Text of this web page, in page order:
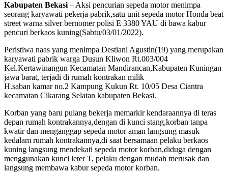
Kabupaten Bekasi– Aksi pencurian sepeda motor menimpa
seorang karyawati pekerja pabrik,satu unit sepeda motor Honda beat
street warna silver bernomer polisi E 3380 YAU di bawa kabur
pencuri berkaos kuning(Sabtu/03/01/2022).
Peristiwa naas yang menimpa Destiani Agustin(19) yang merupakan
karyawati pabrik warga Dusun Kliwon Rt.003/004
Kel.Kertawinangun Kecamatan Mandirancan,Kabupaten Kuningan
jawa barat, terjadi di rumah kontrakan milik
H.saban kamar no.2 Kampung Kukun Rt. 10/05 Desa Ciantra
kecamatan Cikarang Selatan kabupaten Bekasi.
Korban yang baru pulang bekerja memarkir kendaraannya di teras
depan rumah kontrakannya,dengan di kunci stang,korban tanpa
kwatir dan menganggap sepeda motor aman langsung masuk
kedalam rumah kontrakannya,di saat bersamaan pelaku berkaos
kuning langsung mendekati sepeda motor korban,diduga dengan
menggunakan kunci leter T, pelaku dengan mudah merusak dan
langsung membawa kabur sepeda motor korban.